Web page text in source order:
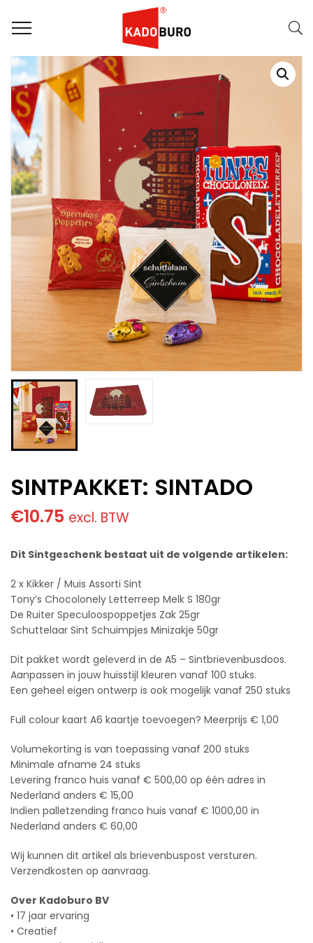
Home Sintpakketten SINTPAKKET: SINTADO
SINTPAKKET: SINTADO
€10.75 excl. BTW
Dit Sintgeschenk bestaat uit de volgende artikelen:
2 x Kikker / Muis Assorti Sint
Tony’s Chocolonely Letterreep Melk S 180gr
De Ruiter Speculoospoppetjes Zak 25gr
Schuttelaar Sint Schuimpjes Minizakje 50gr
Dit pakket wordt geleverd in de A5 – Sintbrievenbusdoos.
Aanpassen in jouw huisstijl kleuren vanaf 100 stuks.
Een geheel eigen ontwerp is ook mogelijk vanaf 250 stuks
Full colour kaart A6 kaartje toevoegen? Meerprijs € 1,00
Volumekorting is van toepassing vanaf 200 stuks
Minimale afname 24 stuks
Levering franco huis vanaf € 500,00 op één adres in
Nederland anders € 15,00
Indien palletzending franco huis vanaf € 1000,00 in
Nederland anders € 60,00
Wij kunnen dit artikel als brievenbuspost versturen.
Verzendkosten op aanvraag.
Over Kadoburo BV
• 17 jaar ervaring
• Creatief